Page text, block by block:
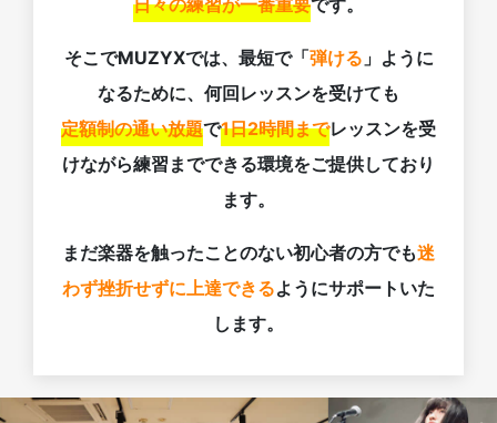
日々の練習が一番重要です。
そこでMUZYXでは、最短で「弾ける 」ように
なるために、何回レッスンを受けても
定額制の通い放題で1日2時間までレッスンを受
けながら練習までできる環境をご提供しており
ます。
まだ楽器を触ったことのない初心者の方でも迷
わず挫折せずに上達できるようにサポートいた
します。